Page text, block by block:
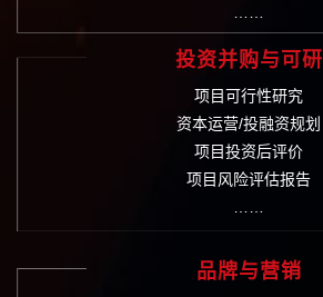
……
投资并购与可研
项目可行性研究
资本运营/投融资规划
项目投资后评价
项目风险评估报告
……
品牌与营销